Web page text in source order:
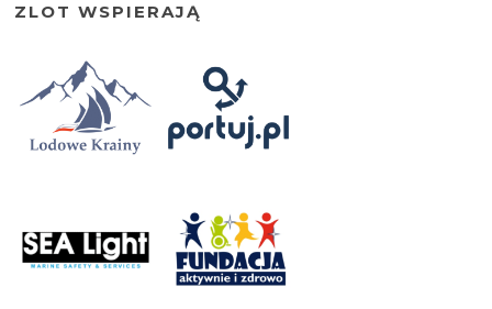
ZLOT WSPIERAJĄ